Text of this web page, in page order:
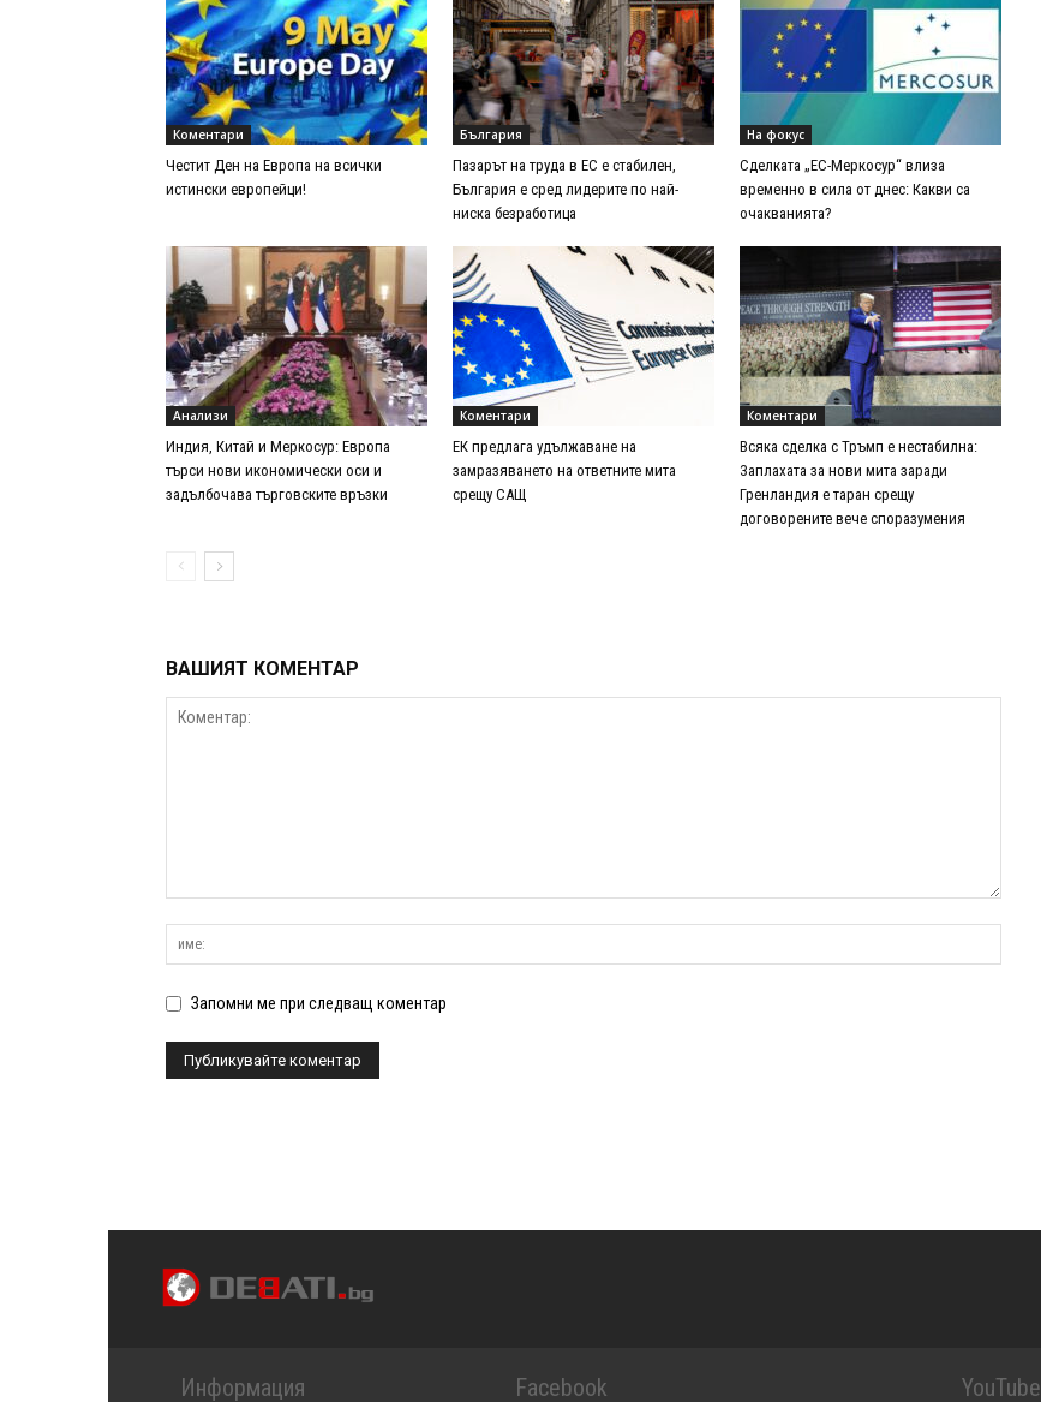
Коментари
Честит Ден на Европа на всички
истински европейци!
България
Пазарът на труда в ЕС е стабилен,
България е сред лидерите по най-
ниска безработица
На фокус
Сделката „ЕС-Меркосур“ влиза
временно в сила от днес: Какви са
очакванията?
Анализи
Индия, Китай и Меркосур: Европа
търси нови икономически оси и
задълбочава търговските връзки
Коментари
ЕК предлага удължаване на
замразяването на ответните мита
срещу САЩ
Коментари
Всяка сделка с Тръмп е нестабилна:
Заплахата за нови мита заради
Гренландия е таран срещу
договорените вече споразумения
ВАШИЯТ КОМЕНТАР
Запомни ме при следващ коментар
Информация Facebook YouTube